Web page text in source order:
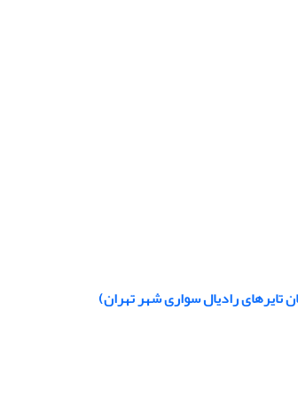
تایرهای رادیال سواری شهر تهران)